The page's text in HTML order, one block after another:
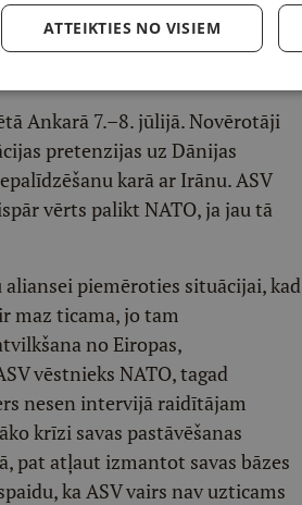
līdz 5% no IKP. Tika panākts
līdz 3,5% no IKP plus vēl
par labu Eiropas drošībai.
Ankarā 7.–8. jūlijā. Novērotāji
pretenzijas uz Dānijas
karā ar Irānu. ASV
vērts palikt NATO, ja jau tā
piemēroties situācijai, kad
maz ticama, jo tam
no Eiropas,
vēstnieks NATO, tagad
nesen intervijā raidītājam
krīzi savas pastāvēšanas
pat atļaut izmantot savas bāzes
ka ASV vairs nav uzticams
ATTEIKTIES NO VISIEM